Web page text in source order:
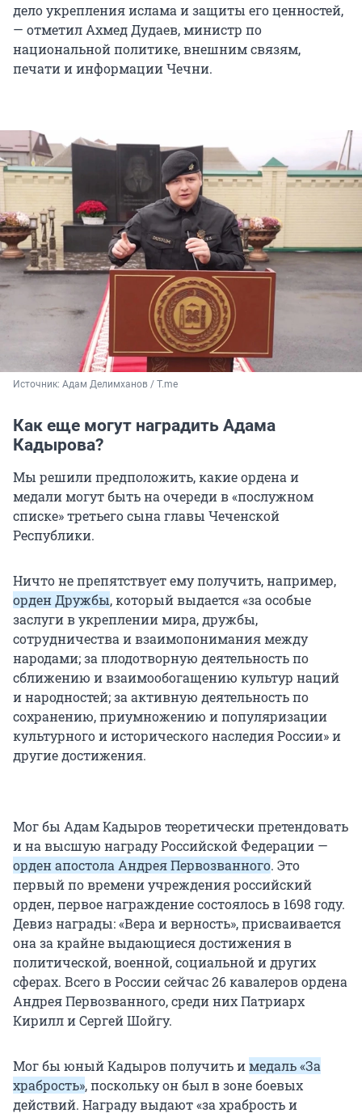
дело укрепления ислама и защиты его ценностей,
— отметил Ахмед Дудаев, министр по
национальной политике, внешним связям,
печати и информации Чечни.
Источник: Адам Делимханов / T.me
Как еще могут наградить Адама
Кадырова?
Мы решили предположить, какие ордена и
медали могут быть на очереди в «послужном
списке» третьего сына главы Чеченской
Республики.
Ничто не препятствует ему получить, например,
орден Дружбы, который выдается «за особые
заслуги в укреплении мира, дружбы,
сотрудничества и взаимопонимания между
народами; за плодотворную деятельность по
сближению и взаимообогащению культур наций
и народностей; за активную деятельность по
сохранению, приумножению и популяризации
культурного и исторического наследия России» и
другие достижения.
Мог бы Адам Кадыров теоретически претендовать
и на высшую награду Российской Федерации —
орден апостола Андрея Первозванного. Это
первый по времени учреждения российский
орден, первое награждение состоялось в 1698 году.
Девиз награды: «Вера и верность», присваивается
она за крайне выдающиеся достижения в
политической, военной, социальной и других
сферах. Всего в России сейчас 26 кавалеров ордена
Андрея Первозванного, среди них Патриарх
Кирилл и Сергей Шойгу.
Мог бы юный Кадыров получить имедаль «За
храбрость», поскольку он был в зоне боевых
действий. Награду выдают «за храбрость и